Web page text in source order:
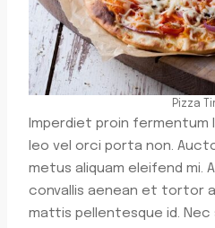
Pizza
Imperdiet proin fermentum
leo vel orci porta non.
metus aliquam eleifend mi.
convallis aenean et tortor
mattis pellentesque id. Nec